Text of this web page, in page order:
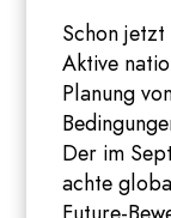
Schon jetzt
Aktive
Planung
Der im
achte